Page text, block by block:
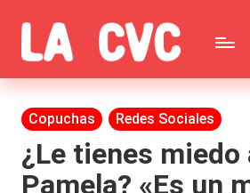
Saltar
al
contenido
C
o
p
u
Todas
las
noticias
de
Publicada
Copuchas Redes Sociales
¿Le tienes miedo
Pamela? «Es un